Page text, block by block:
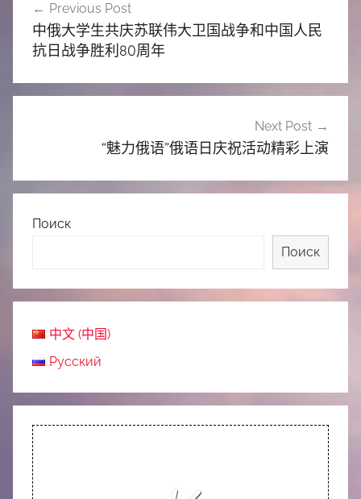
导
航
Previous Post
中俄大学生共庆苏联伟大卫国战争和中国人民
抗日战争胜利80周年
Next Post
“魅力俄语”俄语日庆祝活动精彩上演
Поиск
Поиск
中文 (中国)
Русский